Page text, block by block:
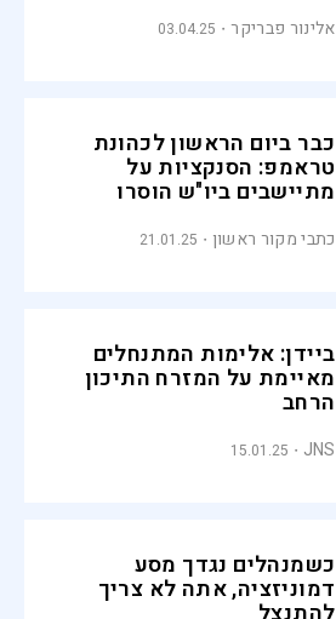
אלינור פבריקר 03.04.25
כבר ביום הראשון לכהונת
טראמפ: הסנקציות על
מתיישבים ביו"ש הוסרו
כתבי מקור ראשון 21.01.25
ביידן: אלימות המתנחלים
מאיימת על המזרח התיכון
הרחב
JNS
15.01.25
כשמנהלים נגדך מסע
דמוניזציה, אתה לא צריך